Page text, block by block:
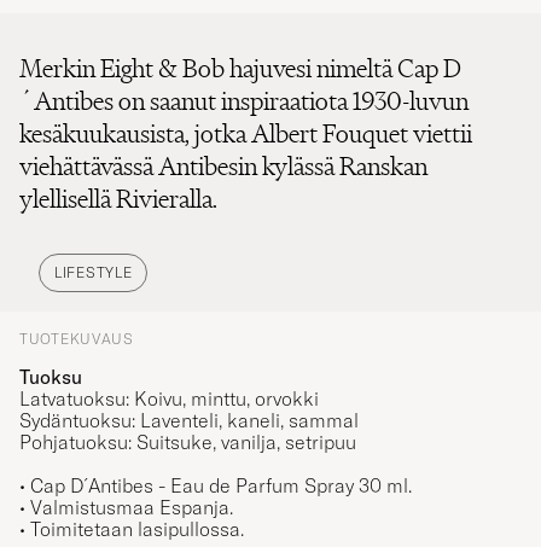
Merkin Eight & Bob hajuvesi nimeltä Cap D
´Antibes on saanut inspiraatiota 1930-luvun
kesäkuukausista, jotka Albert Fouquet viettii
viehättävässä Antibesin kylässä Ranskan
ylellisellä Rivieralla.
LIFESTYLE
TUOTEKUVAUS
Tuoksu
Latvatuoksu: Koivu, minttu, orvokki
Sydäntuoksu: Laventeli, kaneli, sammal
Pohjatuoksu: Suitsuke, vanilja, setripuu
• Cap D´Antibes - Eau de Parfum Spray 30 ml.
• Valmistusmaa Espanja.
• Toimitetaan lasipullossa.